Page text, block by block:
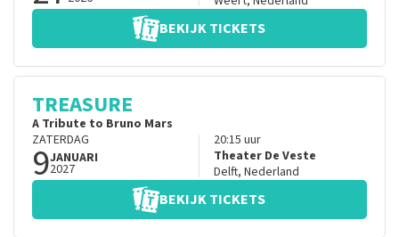
BEKIJK TICKETS
TREASURE
A Tribute to Bruno Mars
ZATERDAG
9JANUARI
2027
20:15 uur
Theater De Veste
Delft, Nederland
BEKIJK TICKETS